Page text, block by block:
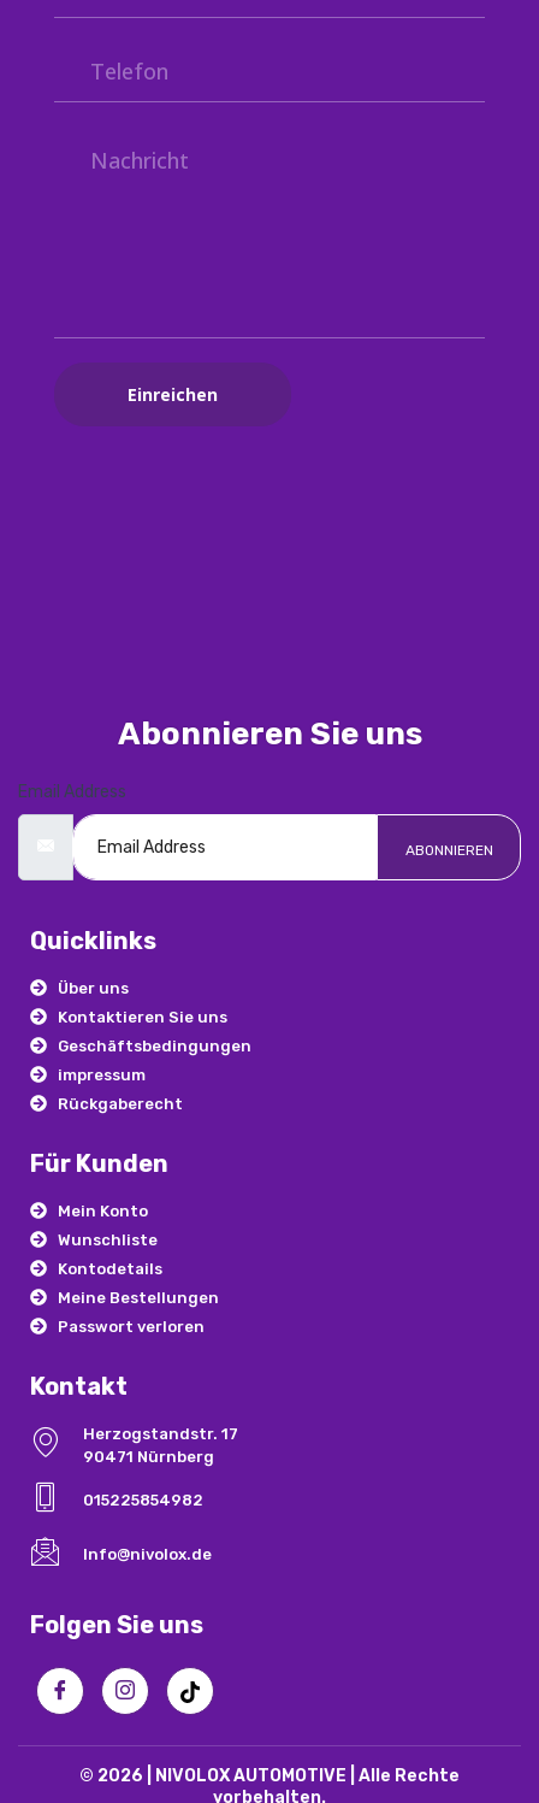
Abonnieren Sie uns
Email Address
ABONNIEREN
Quicklinks
Über uns
Kontaktieren Sie uns
Geschäftsbedingungen
impressum
Rückgaberecht
Für Kunden
Mein Konto
Wunschliste
Kontodetails
Meine Bestellungen
Passwort verloren
Kontakt
Herzogstandstr. 17
90471 Nürnberg
015225854982
Info@nivolox.de
Folgen Sie uns
© 2026 | NIVOLOX AUTOMOTIVE | Alle Rechte
vorbehalten.